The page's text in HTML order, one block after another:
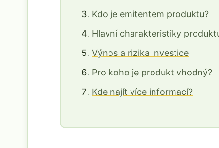
Kdo je emitentem produktu?
Hlavní charakteristiky
Výnos a rizika investice
Pro koho je produkt vhodný?
Kde najít více informací?